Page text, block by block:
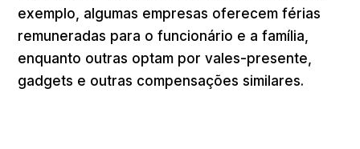
exemplo, algumas empresas oferecem férias
remuneradas para o funcionário e a família,
enquanto outras optam por vales-presente,
gadgets e outras compensações similares.